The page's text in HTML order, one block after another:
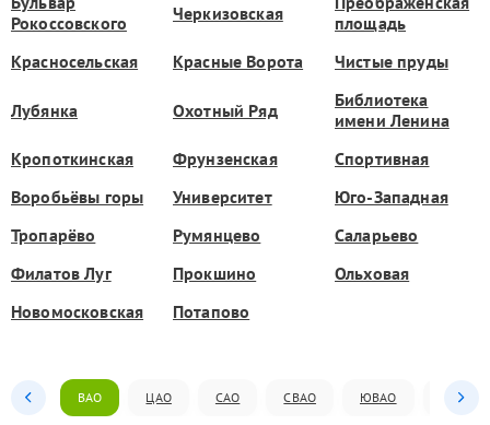
Рокоссовского
Черкизовская
площадь
Красносельская
Красные Ворота Чистые пруды
Лубянка Охотный Ряд
Библиотека
имени Ленина
Кропоткинская
Фрунзенская
Спортивная
Воробьёвы горы
Университет
Юго-Западная
Тропарёво
Румянцево
Саларьево
Филатов Луг
Прокшино
Ольховая
Новомосковская
Потапово
ВАО ЦАО САО СВАО ЮВАО ЮАО